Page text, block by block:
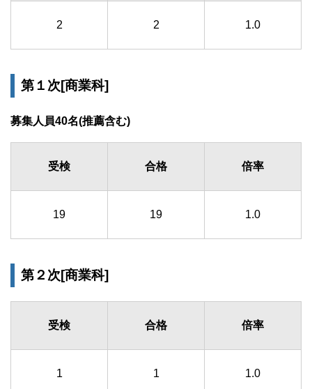
2 2 1.0
第１次[商業科]
募集人員40名(推薦含む)
受検 合格 倍率
19 19 1.0
第２次[商業科]
受検 合格 倍率
1 1 1.0